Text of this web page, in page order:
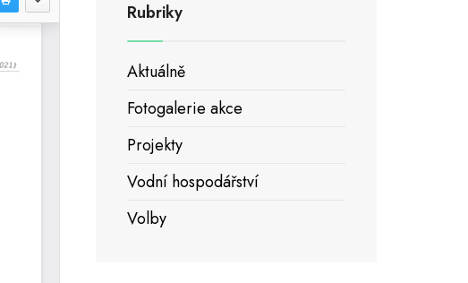
Rubriky
Aktuálně
Fotogalerie akce
Projekty
Vodní hospodářství
Volby